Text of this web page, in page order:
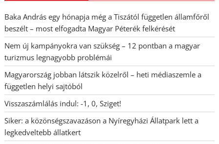
Baka András egy hónapja még a Tiszától független államfőről
beszélt – most elfogadta Magyar Péterék felkérését
Nem új kampányokra van szükség – 12 pontban a magyar
turizmus legnagyobb problémái
Magyarország jobban látszik közelről – heti médiaszemle a
független helyi sajtóból
Visszaszámlálás indul: -1, 0, Sziget!
Siker: a közönségszavazáson a Nyíregyházi Állatpark lett a
legkedveltebb állatkert